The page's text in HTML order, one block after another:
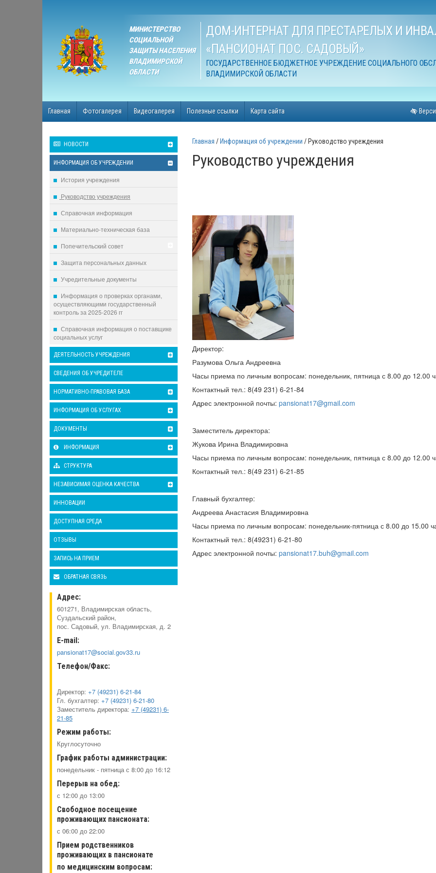
МИНИСТЕРСТВО
СОЦИАЛЬНОЙ
ЗАЩИТЫ НАСЕЛЕНИЯ
ВЛАДИМИРСКОЙ
ОБЛАСТИ
ДОМ-ИНТЕРНАТ ДЛЯ ПРЕСТАРЕЛЫХ И
«ПАНСИОНАТ ПОС. САДОВЫЙ»
ГОСУДАРСТВЕННОЕ БЮДЖЕТНОЕ УЧРЕЖДЕНИЕ СОЦИАЛЬНОГО
ВЛАДИМИРСКОЙ ОБЛАСТИ
Главная Фотогалерея Видеогалерея Полезные ссылки Карта сайта
НОВОСТИ
ИНФОРМАЦИЯ ОБ УЧРЕЖДЕНИИ
История учреждения
Руководство учреждения
Справочная информация
Материально-техническая база
Попечительский совет
Защита персональных данных
Учредительные документы
Информация о проверках органами,
осуществляющими государственный
контроль за 2025-2026 гг
Справочная информация о поставщике
социальных услуг
ДЕЯТЕЛЬНОСТЬ УЧРЕЖДЕНИЯ
СВЕДЕНИЯ ОБ УЧРЕДИТЕЛЕ
НОРМАТИВНО-ПРАВОВАЯ БАЗА
ИНФОРМАЦИЯ ОБ УСЛУГАХ
ДОКУМЕНТЫ
ИНФОРМАЦИЯ
СТРУКТУРА
НЕЗАВИСИМАЯ ОЦЕНКА КАЧЕСТВА
ИННОВАЦИИ
ДОСТУПНАЯ СРЕДА
ОТЗЫВЫ
ЗАПИСЬ НА ПРИЕМ
ОБРАТНАЯ СВЯЗЬ
Адрес:
601271, Владимирская область,
Суздальский район,
пос. Садовый, ул. Владимирская, д. 2
E-mail:
pansionat17@social.gov33.ru
Телефон/Факс:
Директор: +7 (49231) 6-21-84
Гл. бухгалтер: +7 (49231) 6-21-80
Заместитель директора: +7 (49231) 6-
21-85
Режим работы:
Круглосуточно
График работы администрации:
понедельник - пятница с 8:00 до 16:12
Перерыв на обед:
с 12:00 до 13:00
Свободное посещение
проживающих пансионата:
с 06:00 до 22:00
Прием родственников
проживающих в пансионате
по медицинским вопросам:
Главная Информация об учреждении Руководство учреждения
Руководство учреждения
Директор:
Разумова Ольга Андреевна
Часы приема по личным вопросам: понедельник, пятница с 8.00 до 12.00
Контактный тел.: 8(49 231) 6-21-84
Адрес электронной почты: pansionat17@gmail.com
Заместитель директора:
Жукова Ирина Владимировна
Часы приема по личным вопросам: понедельник, пятница с 8.00 до 12.00
Контактный тел.: 8(49 231) 6-21-85
Главный бухгалтер:
Андреева Анастасия Владимировна
Часы приема по личным вопросам: понедельник-пятница с 8.00 до 15.00
Контактный тел.: 8(49231) 6-21-80
Адрес электронной почты: pansionat17.buh@gmail.com